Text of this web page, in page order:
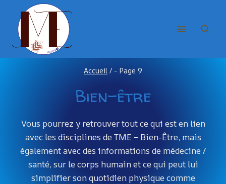
contenu
Accueil /- Page 9
Bien-être
Vous pourrez y retrouver tout ce qui est en lien
avec les disciplines de TME – Bien-Être, mais
également avec des informations de médecine /
santé, sur le corps humain et ce qui peut lui
simplifier son quotidien physique comme